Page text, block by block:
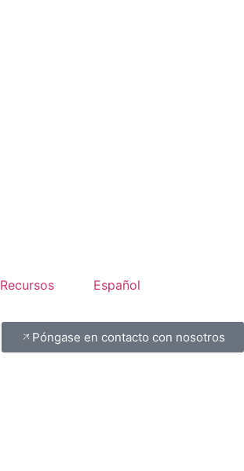
Recursos Español
Póngase en contacto con nosotros